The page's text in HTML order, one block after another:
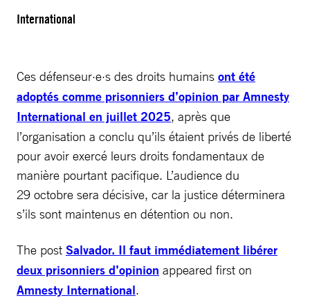
International
Ces défenseur·e·s des droits humains ont été
adoptés comme prisonniers d’opinion par Amnesty
International en juillet 2025, après que
l’organisation a conclu qu’ils étaient privés de liberté
pour avoir exercé leurs droits fondamentaux de
manière pourtant pacifique. L’audience du
29 octobre sera décisive, car la justice déterminera
s’ils sont maintenus en détention ou non.
The post Salvador. Il faut immédiatement libérer
deux prisonniers d’opinion appeared first on
Amnesty International.